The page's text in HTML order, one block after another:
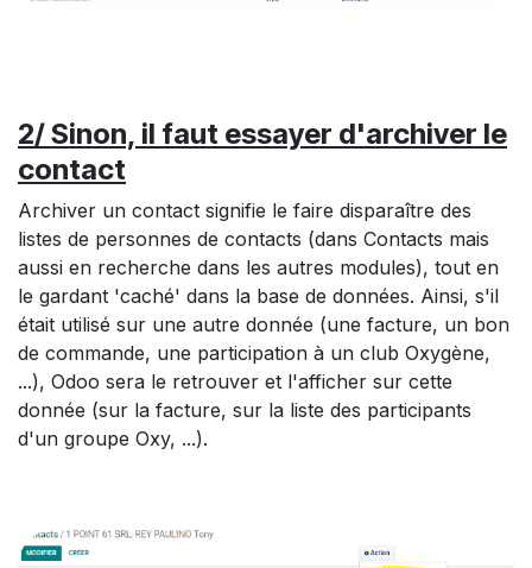
2/ Sinon, il faut essayer d'archiver le
contact
Archiver un contact signifie le faire disparaître des
listes de personnes de contacts (dans Contacts mais
aussi en recherche dans les autres modules), tout en
le gardant 'caché' dans la base de données. Ainsi, s'il
était utilisé sur une autre donnée (une facture, un bon
de commande, une participation à un club Oxygène,
...), Odoo sera le retrouver et l'afficher sur cette
donnée (sur la facture, sur la liste des participants
d'un groupe Oxy, ...).